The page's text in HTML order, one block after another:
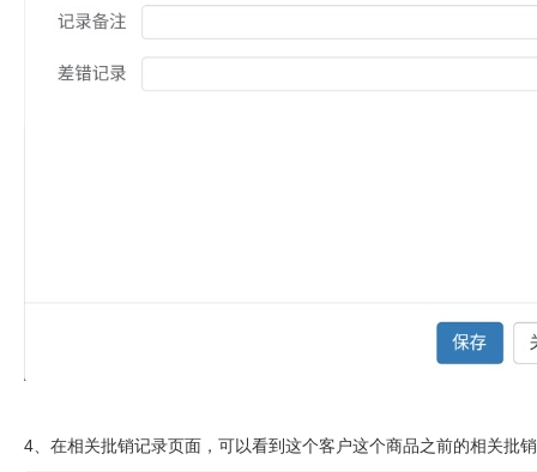
4、在相关批销记录页面，可以看到这个客户这个商品之前的相关批